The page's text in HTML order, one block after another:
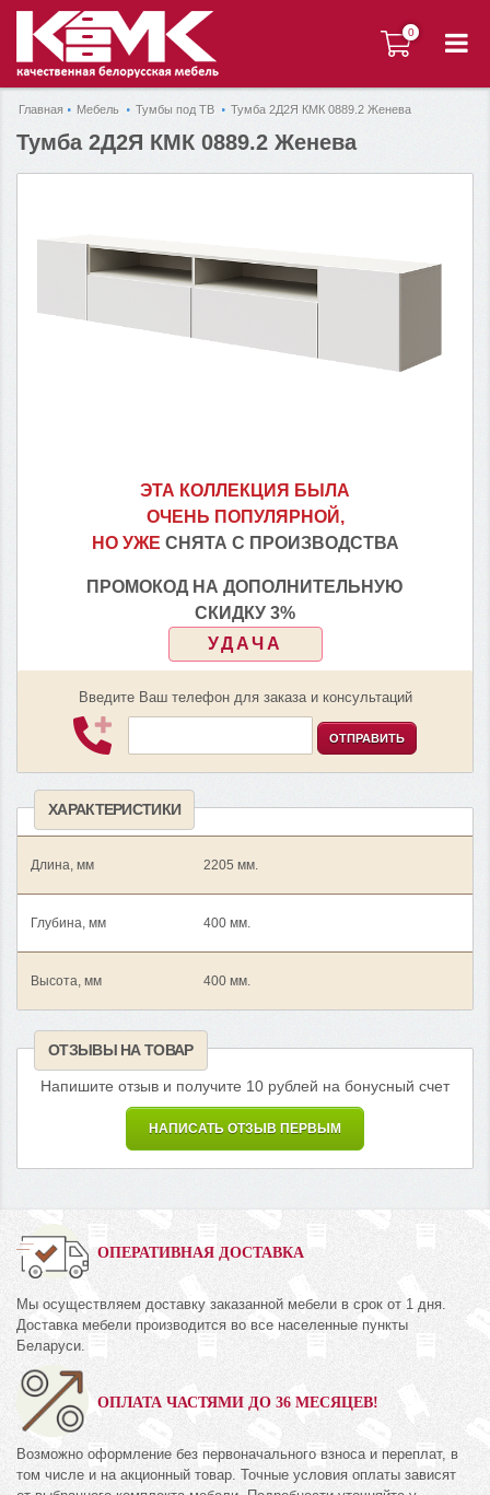
0
0
Главная Мебель Тумбы под ТВ Тумба 2Д2Я КМК 0889.2 Женева
Тумба 2Д2Я КМК 0889.2 Женева
ЭТА КОЛЛЕКЦИЯ БЫЛА
ОЧЕНЬ ПОПУЛЯРНОЙ,
НО УЖЕ СНЯТА С ПРОИЗВОДСТВА
ПРОМОКОД НА ДОПОЛНИТЕЛЬНУЮ
СКИДКУ 3%
УДАЧА
Введите Ваш телефон для заказа и консультаций
ОТПРАВИТЬ
ХАРАКТЕРИСТИКИ
Длина, мм 2205 мм.
Глубина, мм 400 мм.
Высота, мм 400 мм.
ОТЗЫВЫ НА ТОВАР
Напишите отзыв и получите 10 рублей на бонусный счет
НАПИСАТЬ ОТЗЫВ ПЕРВЫМ
ОПЕРАТИВНАЯ ДОСТАВКА
Мы осуществляем доставку заказанной мебели в срок от 1 дня.
Доставка мебели производится во все населенные пункты
Беларуси.
ОПЛАТА ЧАСТЯМИ ДО 36 МЕСЯЦЕВ!
Возможно оформление без первоначального взноса и переплат, в
том числе и на акционный товар. Точные условия оплаты зависят